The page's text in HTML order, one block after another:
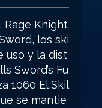
Rage Knight
los ski
uso y la dist
Sword’s Fu
1060 El Skil
se mantie